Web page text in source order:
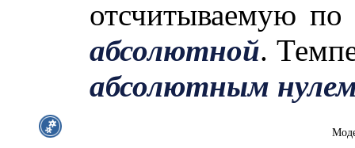
отсчитываемую
абсолютной.
абсолютным